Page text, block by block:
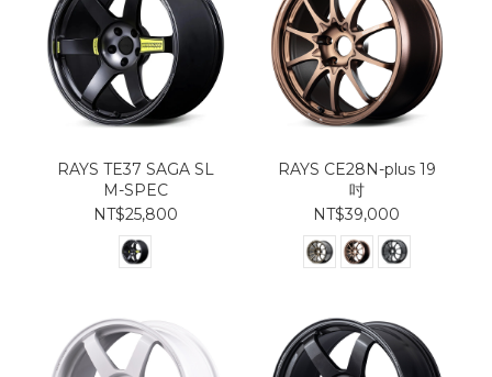
RAYS TE37 SAGA SL
M-SPEC
NT$25,800
RAYS CE28N-plus 19
吋
NT$39,000